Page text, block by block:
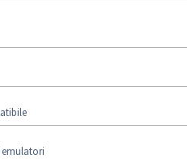
emulatori